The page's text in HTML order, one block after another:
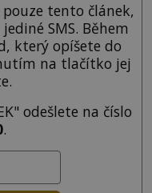
tento článek,
SMS. Během
který opíšete do
na tlačítko jej
odešlete na číslo
.